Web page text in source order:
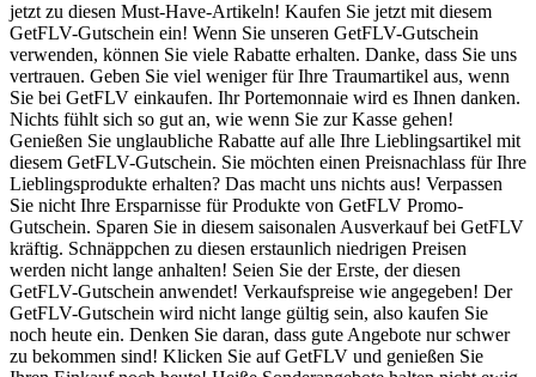
jetzt zu diesen Must-Have-Artikeln! Kaufen Sie jetzt mit diesem
GetFLV-Gutschein ein! Wenn Sie unseren GetFLV-Gutschein
verwenden, können Sie viele Rabatte erhalten. Danke, dass Sie uns
vertrauen. Geben Sie viel weniger für Ihre Traumartikel aus, wenn
Sie bei GetFLV einkaufen. Ihr Portemonnaie wird es Ihnen danken.
Nichts fühlt sich so gut an, wie wenn Sie zur Kasse gehen!
Genießen Sie unglaubliche Rabatte auf alle Ihre Lieblingsartikel mit
diesem GetFLV-Gutschein. Sie möchten einen Preisnachlass für Ihre
Lieblingsprodukte erhalten? Das macht uns nichts aus! Verpassen
Sie nicht Ihre Ersparnisse für Produkte von GetFLV Promo-
Gutschein. Sparen Sie in diesem saisonalen Ausverkauf bei GetFLV
kräftig. Schnäppchen zu diesen erstaunlich niedrigen Preisen
werden nicht lange anhalten! Seien Sie der Erste, der diesen
GetFLV-Gutschein anwendet! Verkaufspreise wie angegeben! Der
GetFLV-Gutschein wird nicht lange gültig sein, also kaufen Sie
noch heute ein. Denken Sie daran, dass gute Angebote nur schwer
zu bekommen sind! Klicken Sie auf GetFLV und genießen Sie